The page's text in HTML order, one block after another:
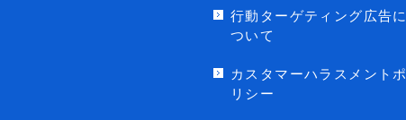
行動ターゲティング広告に
ついて
カスタマーハラスメントポ
リシー